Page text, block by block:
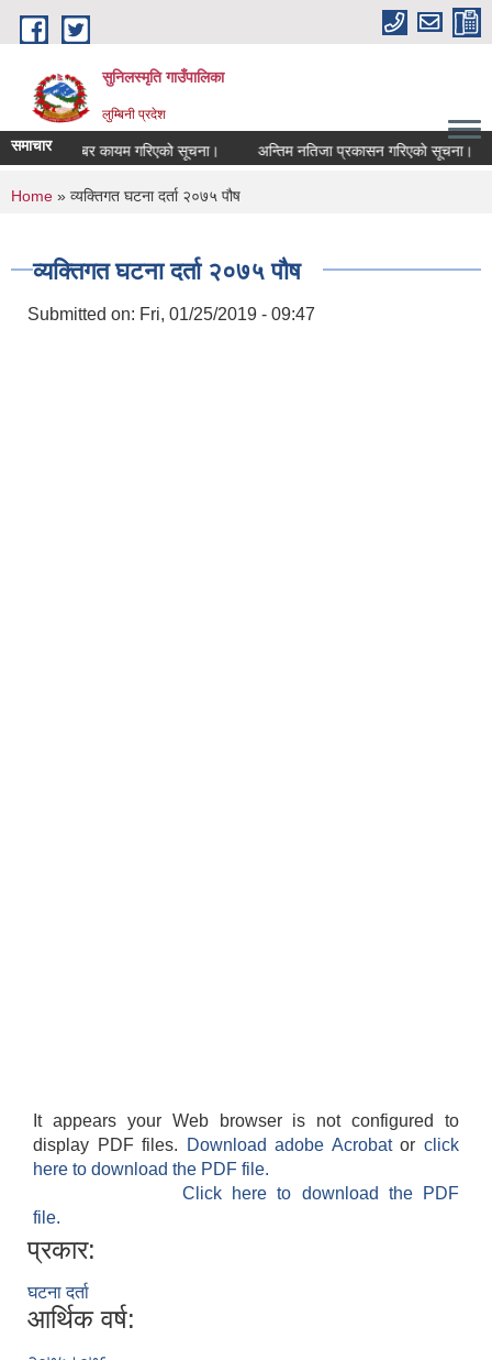
Skip to main content
सुनिलस्मृति गाउँपालिका
लुम्बिनी प्रदेश
समाचार
संकेत नम्बर कायम गरिएको सूचना। अन्तिम नतिजा प्रकासन गरिएकाे सूचना।
You are here
Home » व्यक्तिगत घटना दर्ता २०७५ पौष
व्यक्तिगत घटना दर्ता २०७५ पौष
Submitted on: Fri, 01/25/2019 - 09:47
It appears your Web browser is not configured to
display PDF files.
Download adobe Acrobatorclick
here to download the PDF file.
Click here to download the PDF
file.
प्रकार:
घटना दर्ता
आर्थिक वर्ष: